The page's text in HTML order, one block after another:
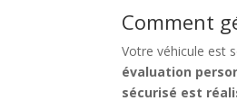
Comment
Votre véhicule est
évaluation
sécurisé est